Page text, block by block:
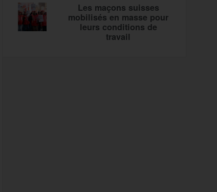
Les maçons suisses
mobilisés en masse pour
leurs conditions de
travail